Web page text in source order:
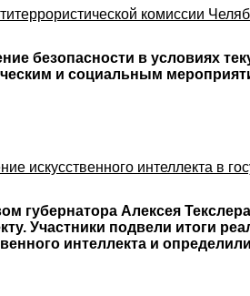
комиссии
безопасности в условиях
и социальным
искусственного интеллекта в
губернатора Алексея
Участники подвели итоги
интеллекта и